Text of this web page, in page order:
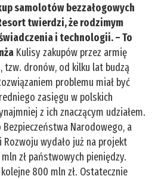
samolotów bezzałogowych
twierdzi, że rodzimym
i technologii. – To
Kulisy zakupów przez armię
tzw. dronów, od kilku lat budzą
problemu miał być
zasięgu w polskich
z ich znaczącym udziałem.
Bezpieczeństwa Narodowego, a
wydało już na projekt
zł państwowych pieniędzy.
800 mln zł. Ostatecznie